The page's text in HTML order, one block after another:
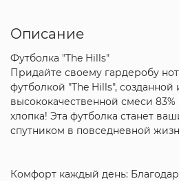
Описание
Футболка "The Hills"
Придайте своему гардеробу
футболкой "The Hills", созданной
высококачественной смеси 83%
хлопка! Эта футболка станет
спутником в повседневной
Комфорт каждый день: